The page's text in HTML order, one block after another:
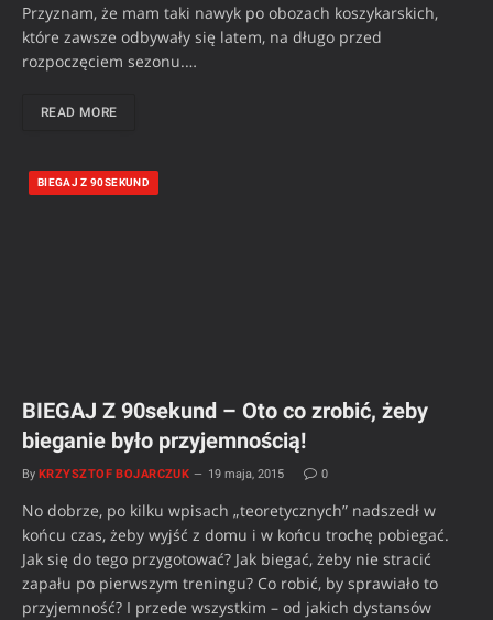
Przyznam, że mam taki nawyk po obozach koszykarskich,
które zawsze odbywały się latem, na długo przed
rozpoczęciem sezonu.…
READ MORE
BIEGAJ Z 90SEKUND
BIEGAJ Z 90sekund – Oto co zrobić, żeby
bieganie było przyjemnością!
By KRZYSZTOF BOJARCZUK 19 maja, 2015 0
No dobrze, po kilku wpisach „teoretycznych” nadszedł w
końcu czas, żeby wyjść z domu i w końcu trochę pobiegać.
Jak się do tego przygotować? Jak biegać, żeby nie stracić
zapału po pierwszym treningu? Co robić, by sprawiało to
przyjemność? I przede wszystkim – od jakich dystansów